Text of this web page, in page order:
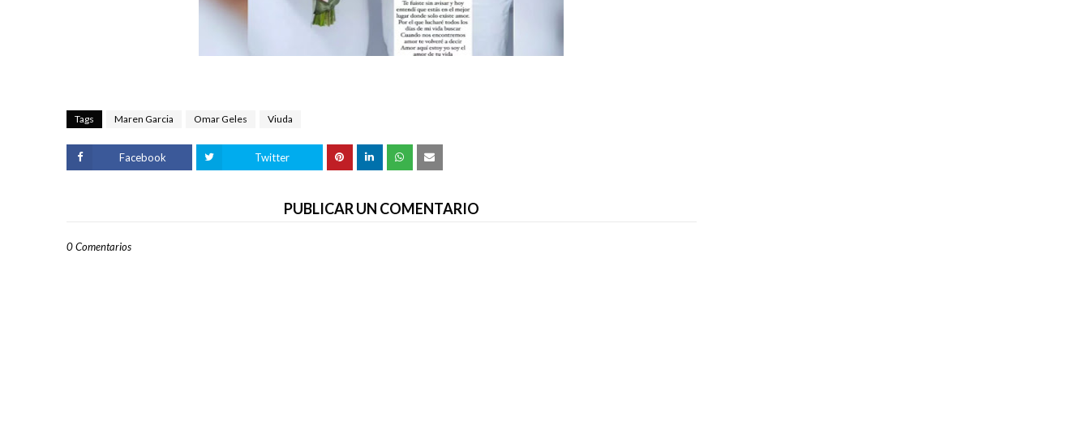
Tags Maren Garcia Omar Geles Viuda
Facebook Twitter
PUBLICAR UN COMENTARIO
0 Comentarios